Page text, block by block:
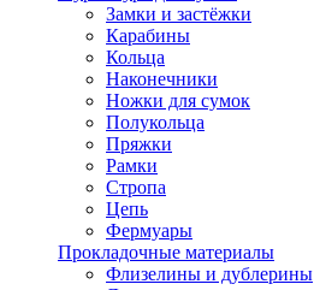
Замки и застёжки
Карабины
Кольца
Наконечники
Ножки для сумок
Полукольца
Пряжки
Рамки
Стропа
Цепь
Фермуары
Прокладочные материалы
Флизелины и дублерины